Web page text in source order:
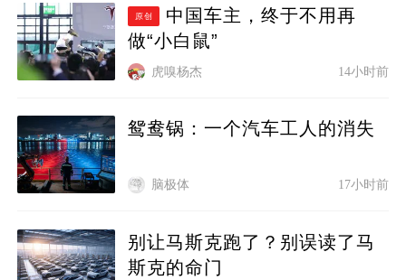
原创
做“小白鼠”
虎嗅杨杰 14小时前
鸳鸯锅：一个汽车工人的消失
脑极体 17小时前
别让马斯克跑了？别误读了马
斯克的命门